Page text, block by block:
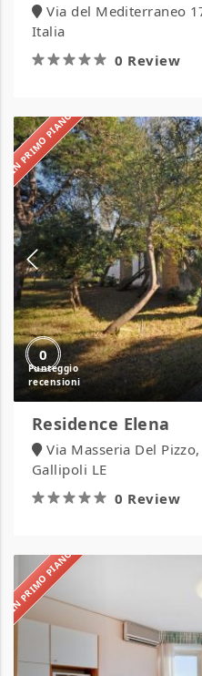
Via del Mediterraneo
Italia
0 Review
IN PRIMO PIANO
0
Residence
Elena
Residence Elena
Via Masseria Del
Gallipoli LE
0 Review
IN PRIMO PIANO
Porti